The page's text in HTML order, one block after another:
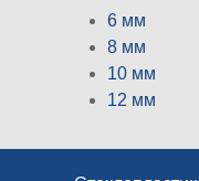
6 мм
8 мм
10 мм
12 мм